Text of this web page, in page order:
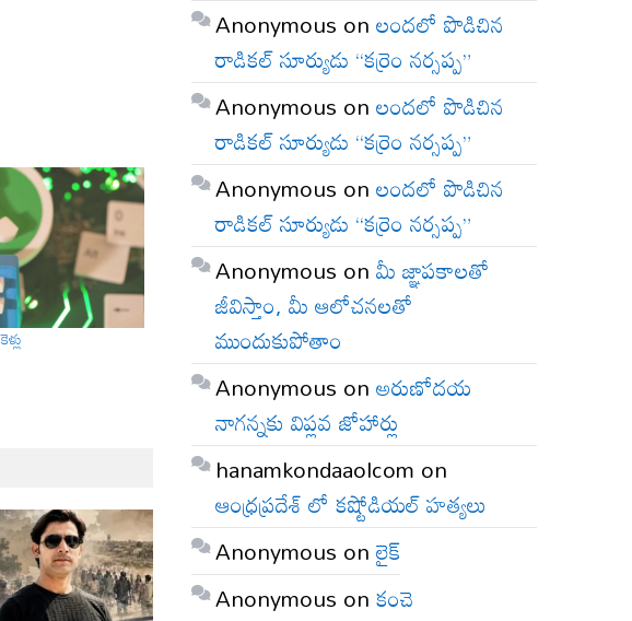
Anonymous onలందలో పొడిచిన
రాడికల్ సూర్యుడు “కర్రెం నర్సప్ప”
Anonymous onలందలో పొడిచిన
రాడికల్ సూర్యుడు “కర్రెం నర్సప్ప”
Anonymous onలందలో పొడిచిన
రాడికల్ సూర్యుడు “కర్రెం నర్సప్ప”
Anonymous onమీ జ్ఞాపకాలతో
జీవిస్తాం, మీ ఆలోచనలతో
ముందుకుపోతాం
Anonymous onఅరుణోదయ
నాగన్నకు విప్లవ జోహార్లు
hanamkondaaolcom on
ఆంధ్రప్రదేశ్ లో కష్టోడియల్ హత్యలు
Anonymous onలైక్
Anonymous onకంచె